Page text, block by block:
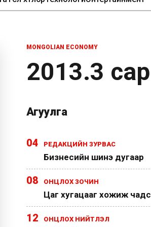
MONGOLIAN ECONOMY
2013.3
Агуулга
04 РЕДАКЦИЙН ЗУРВАС
Бизнесийн шинэ дугаар
08 ОНЦЛОХ ЗОЧИН
Цаг хугацааг хожиж
12 ОНЦЛОХ НИЙТЛЭЛ